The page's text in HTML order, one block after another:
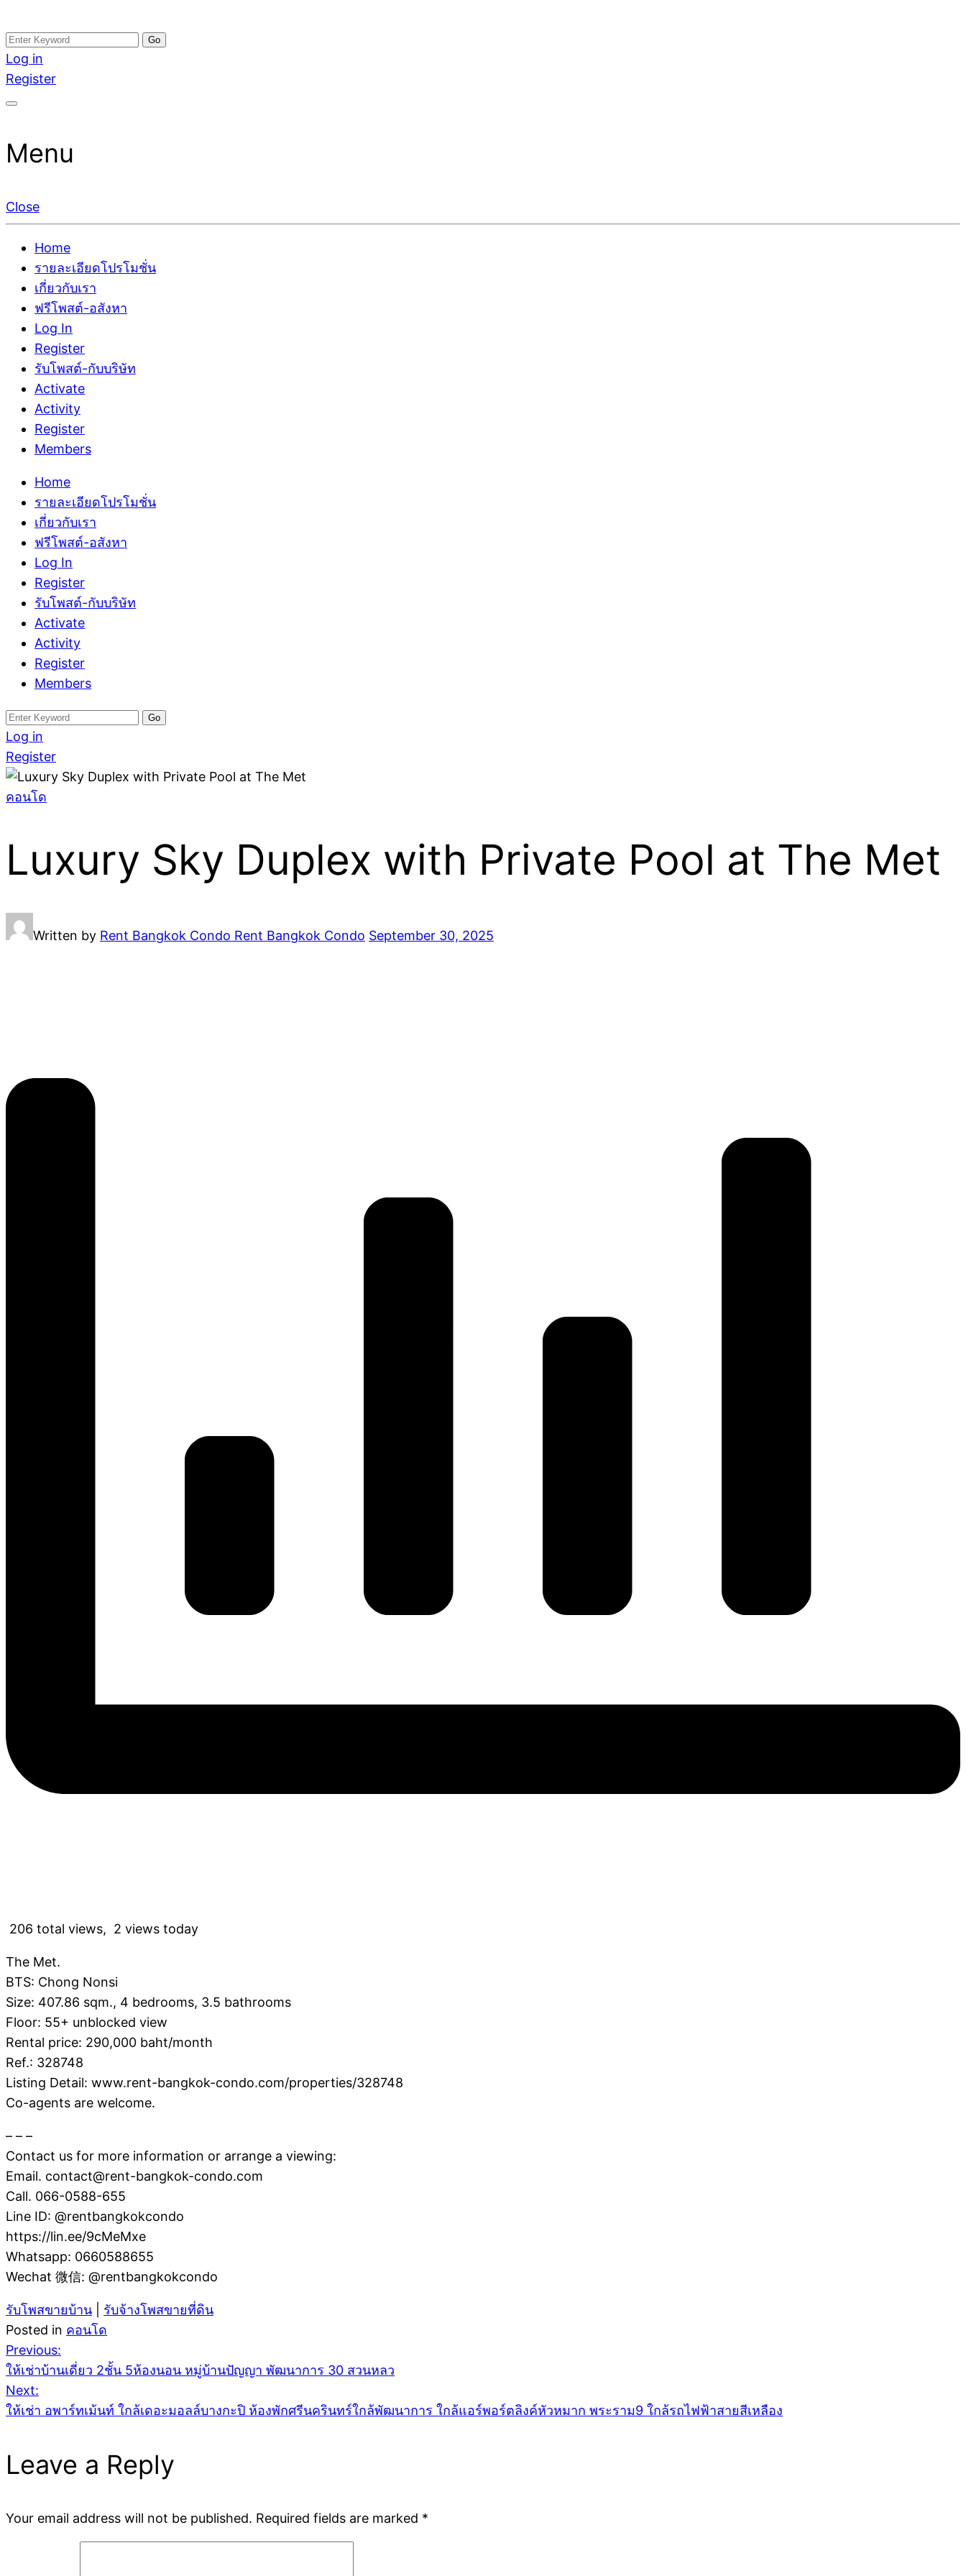
Skip
to
content
อสังหาโพสต์ รีวิวเยอะ รับจ้างโพสต์ขายบ้าน รับจ้างโพสต์อสังหา แตกต่างอย่างตั้งใจ รับรองผล อันดับ1 การโพสต์ขายอสังหา กับทีมงานบริษัท บ้าน ที่ดิน คอนโด
ติดGoogleหน้าแรกได้จริงๆ ใน 7 วัน
รับจ้างโพสอสังหา ขายบ้าน อสังหาโพสต์ เชื่อถือได้จริง รับโพสต์ ที่ดิน กับทีมงานบริษัท ถูกและดีที่สุด ไม่มีค่านายหน้า ขายได้จริงๆ ช่วยสร้างโอกาสในการขายได้มากกว่า ที่
เดียว ที่กล้าการันตีผลงาน ประสบการณ์กว่า20ปี ทีมงานมืออาชีพ ช่วยคุณขายบ้านมานาน ตัวจริง
Search
for:
Log in
Register
Menu
Close
Home
รายละเอียดโปรโมชั่น
เกี่ยวกับเรา
ฟรีโพสต์-อสังหา
Log In
Register
รับโพสต์-กับบริษัท
Activate
Activity
Register
Members
Home
รายละเอียดโปรโมชั่น
เกี่ยวกับเรา
ฟรีโพสต์-อสังหา
Log In
Register
รับโพสต์-กับบริษัท
Activate
Activity
Register
Members
Search
for:
Log in
Register
คอนโด
Luxury Sky Duplex with Private Pool at The Met
Written by Rent Bangkok Condo Rent Bangkok Condo September 30, 2025
206 total views, 2 views today
The Met.
BTS: Chong Nonsi
Size: 407.86 sqm., 4 bedrooms, 3.5 bathrooms
Floor: 55+ unblocked view
Rental price: 290,000 baht/month
Ref.: 328748
Listing Detail: www.rent-bangkok-condo.com/properties/328748
Co-agents are welcome.
– – –
Contact us for more information or arrange a viewing:
Email. contact@rent-bangkok-condo.com
Call. 066-0588-655
Line ID: @rentbangkokcondo
https://lin.ee/9cMeMxe
Whatsapp: 0660588655
Wechat 微信: @rentbangkokcondo
รับโพสขายบ้าน
รับจ้างโพสขายที่ดิน
Posted in คอนโด
Post
navigation
Previous:
ให้เช่าบ้านเดี่ยว 2ชั้น 5ห้องนอน หมู่บ้านปัญญา พัฒนาการ 30 สวนหลว
Next:
ให้เช่า อพาร์ทเม้นท์ ใกล้เดอะมอลล์บางกะปิ ห้องพักศรีนครินทร์ใกล้พัฒนาการ ใกล้แอร์พอร์ตลิงค์หัวหมาก พระราม9 ใกล้รถไฟฟ้าสายสีเหลือง
Leave a Reply
Your email address will not be published. Required fields are marked *